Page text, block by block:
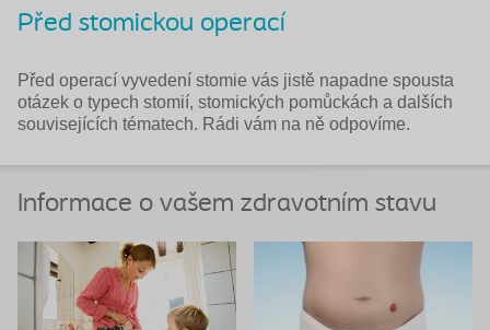
Před stomickou operací
Před operací vyvedení stomie vás jistě napadne spousta
otázek o typech stomií, stomických pomůckách a dalších
souvisejících tématech. Rádi vám na ně odpovíme.
Informace o vašem zdravotním stavu